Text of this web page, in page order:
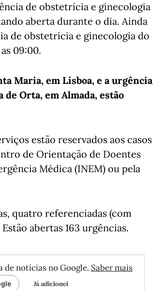
de obstetrícia e ginecologia
aberta durante o dia. Ainda
de obstetrícia e ginecologia do
09:00.
Maria, em Lisboa, e a urgência
Orta, em Almada, estão
estão reservados aos casos
de Orientação de Doentes
Médica (INEM) ou pela
quatro referenciadas (com
abertas 163 urgências.
notícias no Google. Saber mais
Já adicionei